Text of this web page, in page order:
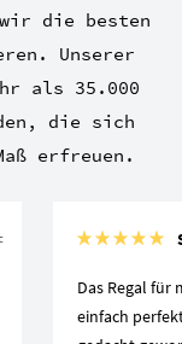
die besten
Unserer
als 35.000
die sich
erfreuen.
Das Regal
einfach